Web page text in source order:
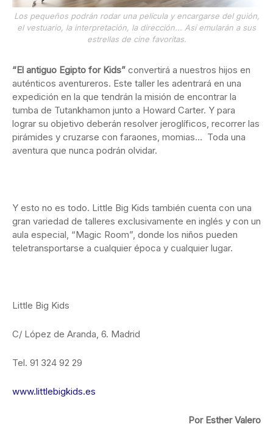
Los pequeños podrán rodar una película y encargarse del guión,
el vestuario, la interpretación, la dirección... Así emularán a sus
estrellas de cine favoritas.
“El antiguo Egipto for Kids” convertirá a nuestros hijos en
auténticos aventureros. Este taller les adentrará en una
expedición en la que tendrán la misión de encontrar la
tumba de Tutankhamon junto a Howard Carter. Y para
lograr su objetivo deberán resolver jeroglíficos, recorrer las
pirámides y cruzarse con faraones, momias… Toda una
aventura que nunca podrán olvidar.
Y esto no es todo. Little Big Kids también cuenta con una
gran variedad de talleres exclusivamente en inglés y con un
aula especial, “Magic Room”, donde los niños pueden
teletransportarse a cualquier época y cualquier lugar.
Little Big Kids
C/ López de Aranda, 6. Madrid
Tel. 91 324 92 29
www.littlebigkids.es
Por Esther Valero